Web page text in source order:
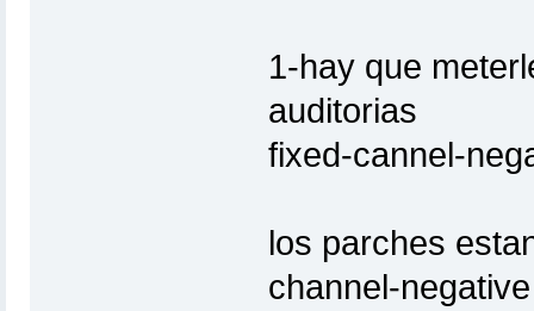
1-hay que
auditorias
fixed-cannel-
los parches
channel-